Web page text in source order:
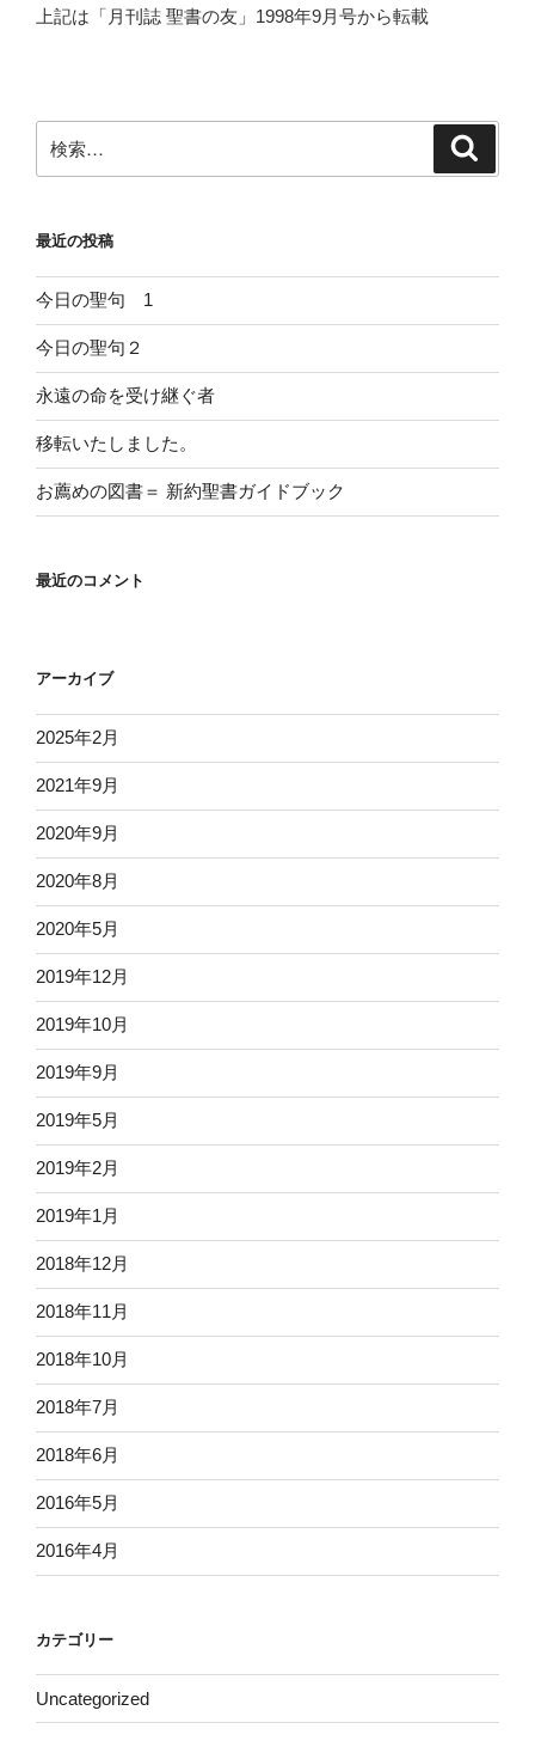
上記は「月刊誌 聖書の友」1998年9月号から転載
索:
最近の投稿
今日の聖句 1
今日の聖句２
永遠の命を受け継ぐ者
移転いたしました。
お薦めの図書＝ 新約聖書ガイドブック
最近のコメント
アーカイブ
2025年2月
2021年9月
2020年9月
2020年8月
2020年5月
2019年12月
2019年10月
2019年9月
2019年5月
2019年2月
2019年1月
2018年12月
2018年11月
2018年10月
2018年7月
2018年6月
2016年5月
2016年4月
カテゴリー
Uncategorized